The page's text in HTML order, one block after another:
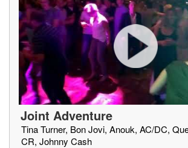
Joint Adventure
Tina Turner, Bon Jovi, Anouk, AC/DC,
CR, Johnny Cash